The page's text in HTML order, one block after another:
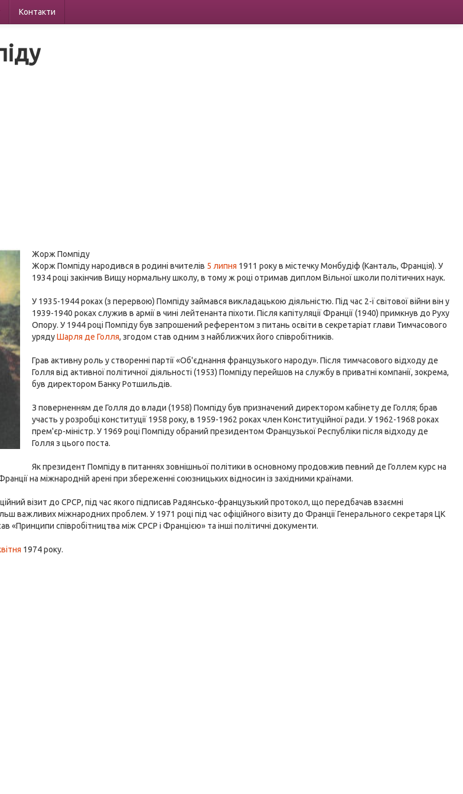
Контакти
Жорж Помпіду
Жорж Помпіду народився в родині вчителів 5 липня 1911 року в містечку Монбудіф (Канталь, Франція). У
1934 році закінчив Вищу нормальну школу, в тому ж році отримав диплом Вільної школи політичних наук.
У 1935-1944 роках (з перервою) Помпіду займався викладацькою діяльністю. Під час 2-ї світової війни він у
1939-1940 роках служив в армії в чині лейтенанта піхоти. Після капітуляції Франції (1940) примкнув до Руху
Опору. У 1944 році Помпіду був запрошений референтом з питань освіти в секретаріат глави Тимчасового
урядуШарля де Голля, згодом став одним з найближчих його співробітників.
Грав активну роль у створенні партії «Об'єднання французького народу». Після тимчасового відходу де
Голля від активної політичної діяльності (1953) Помпіду перейшов на службу в приватні компанії, зокрема,
був директором Банку Ротшильдів.
З поверненням де Голля до влади (1958) Помпіду був призначений директором кабінету де Голля; брав
участь у розробці конституції 1958 року, в 1959-1962 роках член Конституційної ради. У 1962-1968 роках
прем'єр-міністр. У 1969 році Помпіду обраний президентом Французької Республіки після відходу де
Голля з цього поста.
Як президент Помпіду в питаннях зовнішньої політики в основному продовжив певний де Голлем курс на
на міжнародній арені при збереженні союзницьких відносин із західними країнами.
візит до СРСР, під час якого підписав Радянсько-французький протокол, що передбачав взаємні
важливих міжнародних проблем. У 1971 році під час офіційного візиту до Франції Генерального секретаря ЦК
«Принципи співробітництва між СРСР і Францією» та інші політичні документи.
1974 року.